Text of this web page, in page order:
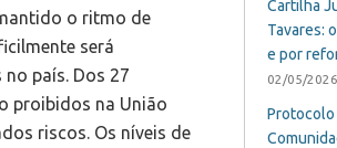
o ritmo de
será
país. Dos 27
proibidos na União
riscos. Os níveis de
Cartilha
Tavares:
e por
02/05/2026
Protocolo